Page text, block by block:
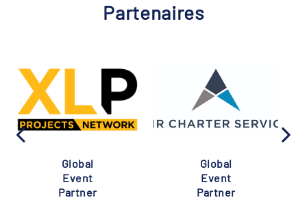
Partenaires
Global
Event
Partner
Global
Event
Partner